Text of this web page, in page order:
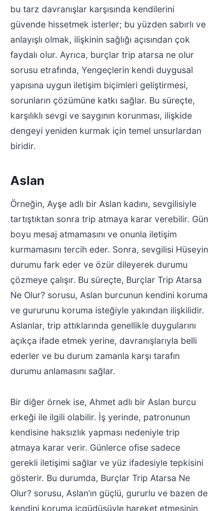
bu tarz davranışlar karşısında kendilerini
güvende hissetmek isterler; bu yüzden sabırlı ve
anlayışlı olmak, ilişkinin sağlığı açısından çok
faydalı olur. Ayrıca, burçlar trip atarsa ne olur
sorusu etrafında, Yengeçlerin kendi duygusal
yapısına uygun iletişim biçimleri geliştirmesi,
sorunların çözümüne katkı sağlar. Bu süreçte,
karşılıklı sevgi ve saygının korunması, ilişkide
dengeyi yeniden kurmak için temel unsurlardan
biridir.
Aslan
Örneğin, Ayşe adlı bir Aslan kadını, sevgilisiyle
tartıştıktan sonra trip atmaya karar verebilir. Gün
boyu mesaj atmamasını ve onunla iletişim
kurmamasını tercih eder. Sonra, sevgilisi Hüseyin
durumu fark eder ve özür dileyerek durumu
çözmeye çalışır. Bu süreçte, Burçlar Trip Atarsa
Ne Olur? sorusu, Aslan burcunun kendini koruma
ve gururunu koruma isteğiyle yakından ilişkilidir.
Aslanlar, trip attıklarında genellikle duygularını
açıkça ifade etmek yerine, davranışlarıyla belli
ederler ve bu durum zamanla karşı tarafın
durumu anlamasını sağlar.
Bir diğer örnek ise, Ahmet adlı bir Aslan burcu
erkeği ile ilgili olabilir. İş yerinde, patronunun
kendisine haksızlık yapması nedeniyle trip
atmaya karar verir. Günlerce ofise sadece
gerekli iletişimi sağlar ve yüz ifadesiyle tepkisini
gösterir. Bu durumda, Burçlar Trip Atarsa Ne
Olur? sorusu, Aslan’ın güçlü, gururlu ve bazen de
kendini koruma içgüdüsüyle hareket etmesinin